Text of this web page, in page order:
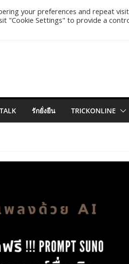
รักยั่งยืน TRICKONLINE
your preferences and repeat
"Cookie Settings" to provide a